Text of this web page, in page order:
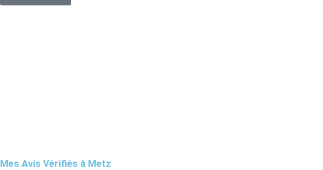
Mes Avis Vérifiés à Metz